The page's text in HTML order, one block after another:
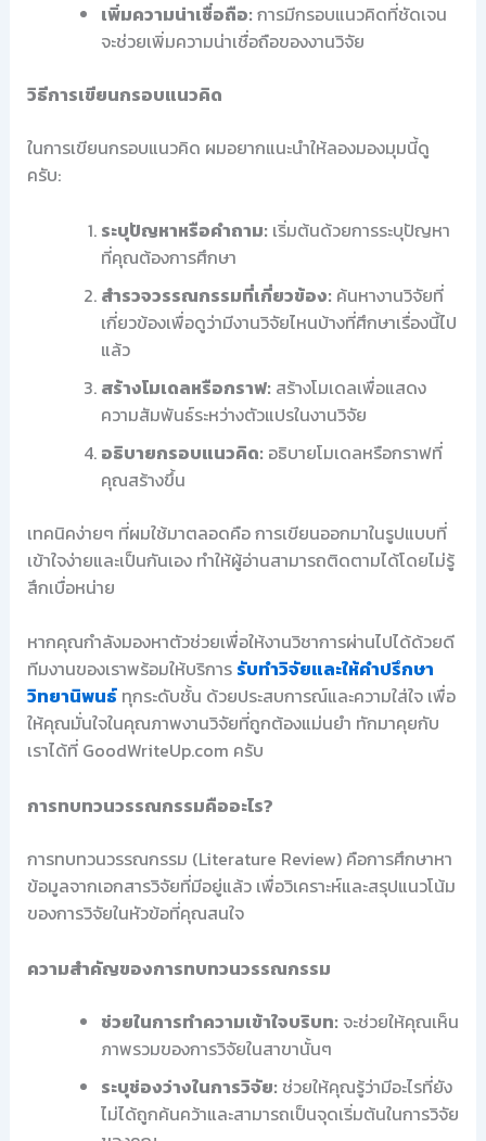
เพิ่มความน่าเชื่อถือ: การมีกรอบแนวคิดที่ชัดเจน
จะช่วยเพิ่มความน่าเชื่อถือของงานวิจัย
วิธีการเขียนกรอบแนวคิด
ในการเขียนกรอบแนวคิด ผมอยากแนะนำให้ลองมองมุมนี้ดู
ครับ:
ระบุปัญหาหรือคำถาม: เริ่มต้นด้วยการระบุปัญหา
ที่คุณต้องการศึกษา
สำรวจวรรณกรรมที่เกี่ยวข้อง: ค้นหางานวิจัยที่
เกี่ยวข้องเพื่อดูว่ามีงานวิจัยไหนบ้างที่ศึกษาเรื่องนี้ไป
แล้ว
สร้างโมเดลหรือกราฟ: สร้างโมเดลเพื่อแสดง
ความสัมพันธ์ระหว่างตัวแปรในงานวิจัย
อธิบายกรอบแนวคิด: อธิบายโมเดลหรือกราฟที่
คุณสร้างขึ้น
เทคนิคง่ายๆ ที่ผมใช้มาตลอดคือ การเขียนออกมาในรูปแบบที่
เข้าใจง่ายและเป็นกันเอง ทำให้ผู้อ่านสามารถติดตามได้โดยไม่รู้
สึกเบื่อหน่าย
หากคุณกำลังมองหาตัวช่วยเพื่อให้งานวิชาการผ่านไปได้ด้วยดี
ทีมงานของเราพร้อมให้บริการ รับทำวิจัยและให้คำปรึกษา
วิทยานิพนธ์ทุกระดับชั้น ด้วยประสบการณ์และความใส่ใจ เพื่อ
ให้คุณมั่นใจในคุณภาพงานวิจัยที่ถูกต้องแม่นยำ ทักมาคุยกับ
เราได้ที่ GoodWriteUp.com ครับ
การทบทวนวรรณกรรมคืออะไร?
การทบทวนวรรณกรรม (Literature Review) คือการศึกษาหา
ข้อมูลจากเอกสารวิจัยที่มีอยู่แล้ว เพื่อวิเคราะห์และสรุปแนวโน้ม
ของการวิจัยในหัวข้อที่คุณสนใจ
ความสำคัญของการทบทวนวรรณกรรม
ช่วยในการทำความเข้าใจบริบท: จะช่วยให้คุณเห็น
ภาพรวมของการวิจัยในสาขานั้นๆ
ระบุช่องว่างในการวิจัย: ช่วยให้คุณรู้ว่ามีอะไรที่ยัง
ไม่ได้ถูกค้นคว้าและสามารถเป็นจุดเริ่มต้นในการวิจัย